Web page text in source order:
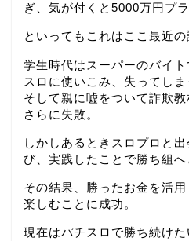
ぎ、気が付くと5000万円プ
といってもこれはここ最近の
学生時代はスーパーのバイ
スロに使いこみ、失ってしま
そして親に嘘をついて詐欺教
さらに失敗。
しかしあるときスロプロと
び、実践したことで勝ち組へ
その結果、勝ったお金を活
楽しむことに成功。
現在はパチスロで勝ち続け